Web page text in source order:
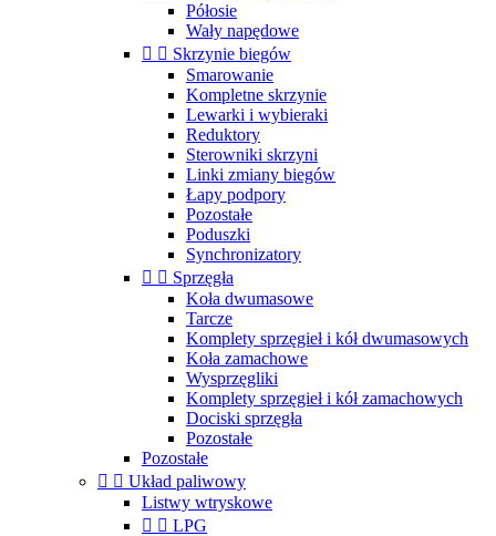
Półosie
Wały napędowe
  Skrzynie biegów
Smarowanie
Kompletne skrzynie
Lewarki i wybieraki
Reduktory
Sterowniki skrzyni
Linki zmiany biegów
Łapy podpory
Pozostałe
Poduszki
Synchronizatory
  Sprzęgła
Koła dwumasowe
Tarcze
Komplety sprzęgieł i kół dwumasowych
Koła zamachowe
Wysprzęgliki
Komplety sprzęgieł i kół zamachowych
Dociski sprzęgła
Pozostałe
Pozostałe
  Układ paliwowy
Listwy wtryskowe
  LPG